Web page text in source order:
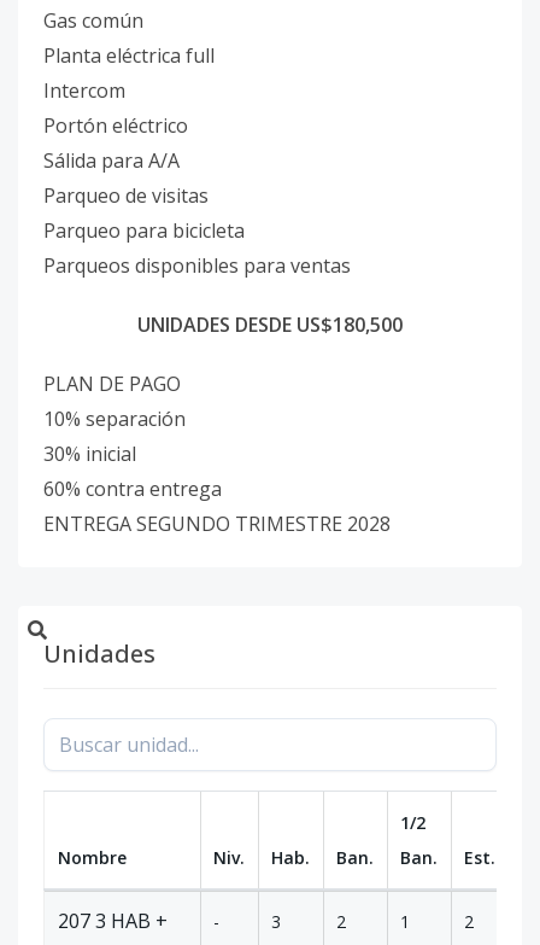
Gas común
Planta eléctrica full
Intercom
Portón eléctrico
Sálida para A/A
Parqueo de visitas
Parqueo para bicicleta
Parqueos disponibles para ventas
UNIDADES DESDE US$180,500
PLAN DE PAGO
10% separación
30% inicial
60% contra entrega
ENTREGA SEGUNDO TRIMESTRE 2028
Unidades
Nombre Niv. Hab. Ban.
1/2
Ban.
Est.
207 3 HAB +
- 3 2 1 2